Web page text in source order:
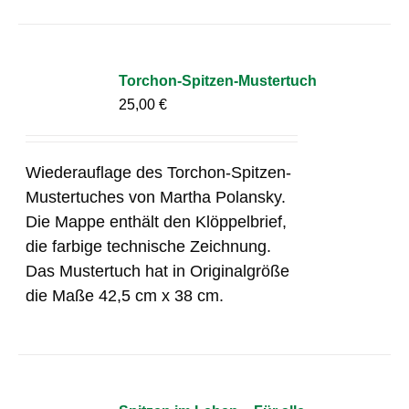
Torchon-Spitzen-Mustertuch
25,00€
Wiederauflage des Torchon-Spitzen-
Mustertuches von Martha Polansky.
Die Mappe enthält den Klöppelbrief,
die farbige technische Zeichnung.
Das Mustertuch hat in Originalgröße
die Maße 42,5 cm x 38 cm.